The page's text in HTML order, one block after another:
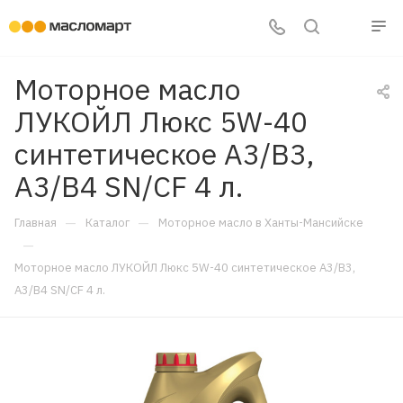
Моторное масло
ЛУКОЙЛ Люкс 5W-40
синтетическое A3/B3,
A3/B4 SN/CF 4 л.
Главная — Каталог — Моторное масло в Ханты-Мансийске
—
Моторное масло ЛУКОЙЛ Люкс 5W-40 синтетическое A3/B3,
A3/B4 SN/CF 4 л.